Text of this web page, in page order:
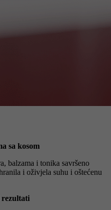
sa kosom
balzama i tonika savršeno
i oživjela suhu i oštećenu